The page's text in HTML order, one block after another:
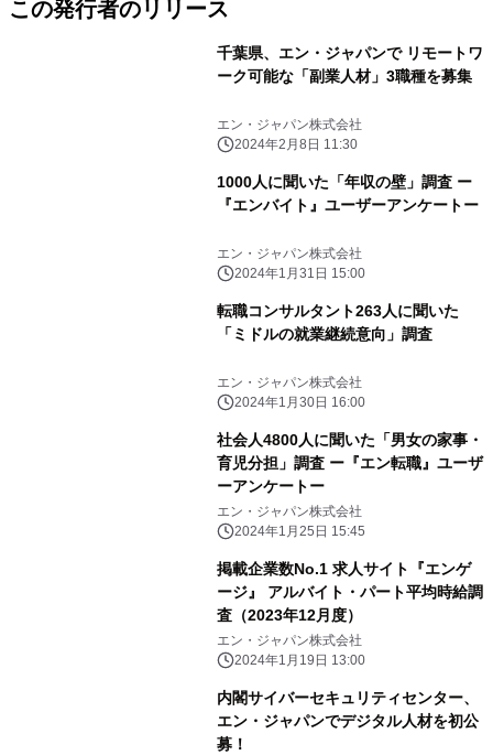
この発行者のリリース
千葉県、エン・ジャパンで リモートワ
ーク可能な「副業人材」3職種を募集
エン・ジャパン株式会社
2024年2月8日 11:30
1000人に聞いた「年収の壁」調査 ー
『エンバイト』ユーザーアンケートー
エン・ジャパン株式会社
2024年1月31日 15:00
転職コンサルタント263人に聞いた
「ミドルの就業継続意向」調査
エン・ジャパン株式会社
2024年1月30日 16:00
社会人4800人に聞いた「男女の家事・
育児分担」調査 ー『エン転職』ユーザ
ーアンケートー
エン・ジャパン株式会社
2024年1月25日 15:45
掲載企業数No.1 求人サイト『エンゲ
ージ』 アルバイト・パート平均時給調
査（2023年12月度）
エン・ジャパン株式会社
2024年1月19日 13:00
内閣サイバーセキュリティセンター、
エン・ジャパンでデジタル人材を初公
募！